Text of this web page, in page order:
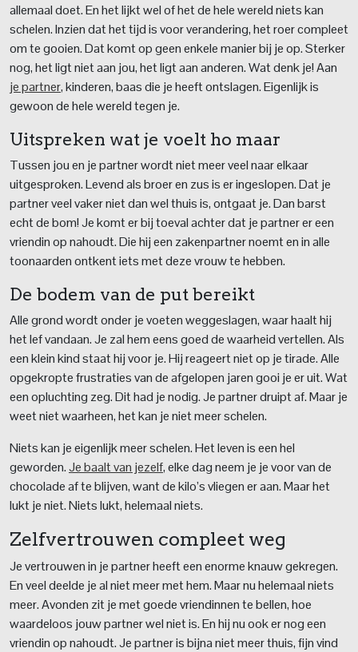
allemaal doet. En het lijkt wel of het de hele wereld niets kan
schelen. Inzien dat het tijd is voor verandering, het roer compleet
om te gooien. Dat komt op geen enkele manier bij je op. Sterker
nog, het ligt niet aan jou, het ligt aan anderen. Wat denk je! Aan
je partner, kinderen, baas die je heeft ontslagen. Eigenlijk is
gewoon de hele wereld tegen je.
Uitspreken wat je voelt ho maar
Tussen jou en je partner wordt niet meer veel naar elkaar
uitgesproken. Levend als broer en zus is er ingeslopen. Dat je
partner veel vaker niet dan wel thuis is, ontgaat je. Dan barst
echt de bom! Je komt er bij toeval achter dat je partner er een
vriendin op nahoudt. Die hij een zakenpartner noemt en in alle
toonaarden ontkent iets met deze vrouw te hebben.
De bodem van de put bereikt
Alle grond wordt onder je voeten weggeslagen, waar haalt hij
het lef vandaan. Je zal hem eens goed de waarheid vertellen. Als
een klein kind staat hij voor je. Hij reageert niet op je tirade. Alle
opgekropte frustraties van de afgelopen jaren gooi je er uit. Wat
een opluchting zeg. Dit had je nodig. Je partner druipt af. Maar je
weet niet waarheen, het kan je niet meer schelen.
Niets kan je eigenlijk meer schelen. Het leven is een hel
geworden.Je baalt van jezelf, elke dag neem je je voor van de
chocolade af te blijven, want de kilo’s vliegen er aan. Maar het
lukt je niet. Niets lukt, helemaal niets.
Zelfvertrouwen compleet weg
Je vertrouwen in je partner heeft een enorme knauw gekregen.
En veel deelde je al niet meer met hem. Maar nu helemaal niets
meer. Avonden zit je met goede vriendinnen te bellen, hoe
waardeloos jouw partner wel niet is. En hij nu ook er nog een
vriendin op nahoudt. Je partner is bijna niet meer thuis, fijn vind